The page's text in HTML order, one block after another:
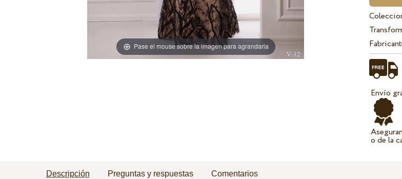
Pase el mouse sobre la imagen para agrandarla
Envío
o de la
Descripción Preguntas y respuestas Comentarios